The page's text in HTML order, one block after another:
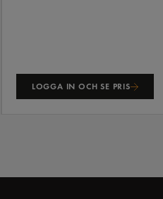
LOGGA IN OCH SE PRIS